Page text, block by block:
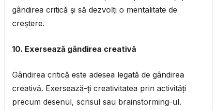
gândirea critică și să dezvolți o mentalitate de
creștere.
10. Exersează gândirea creativă
Gândirea critică este adesea legată de gândirea
creativă. Exersează-ți creativitatea prin activități
precum desenul, scrisul sau brainstorming-ul.